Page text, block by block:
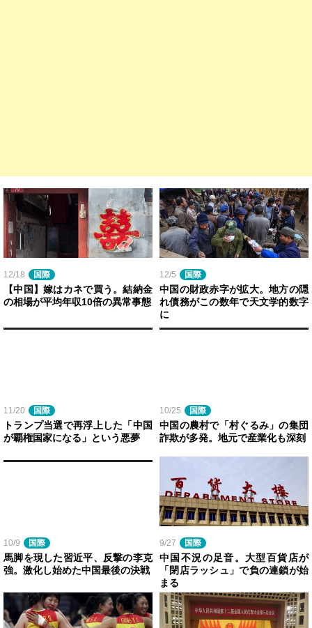
12/18 国際
【中国】嫁はカネで買う。結納金
の相場が平均年収10倍の異常事態
12/5 国際
中国の財政赤字が拡大。地方の隠
れ債務がこの数年で天文学的数字
に
11/20 国際
トランプ当選で再浮上した「中国
が覇権国家になる」という悪夢
10/25 国際
中国の農村で「村ぐるみ」の集団
詐欺が多発。地元で産業化も深刻
10/9 国際
馬脚を現した習近平、反撃の李克
強。激化し始めた中国最後の決戦
9/27 国際
中国不況の足音。大型百貨店が
「閉店ラッシュ」で負の連鎖が始
まる